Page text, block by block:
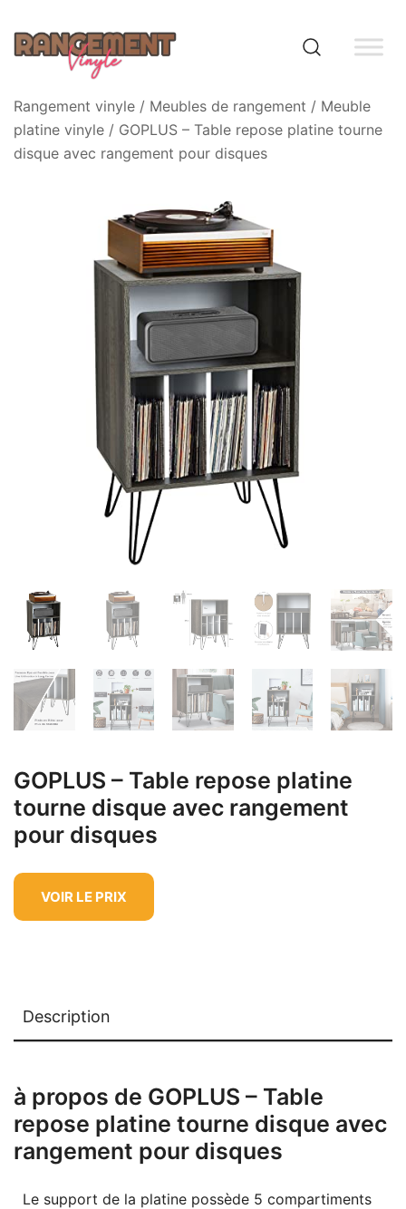
content
Rangement vinyle
Rangement vinyle / Meubles de rangement / Meuble
platine vinyle / GOPLUS – Table repose platine tourne
disque avec rangement pour disques
GOPLUS – Table repose platine
tourne disque avec rangement
pour disques
VOIR LE PRIX
Description
à propos de GOPLUS – Table
repose platine tourne disque avec
rangement pour disques
Le support de la platine possède 5 compartiments